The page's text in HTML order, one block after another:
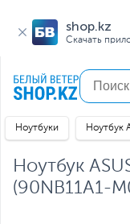
shop.kz
Скачать
Ноутбуки Ноутбук
Ноутбук
(90NB11A1-